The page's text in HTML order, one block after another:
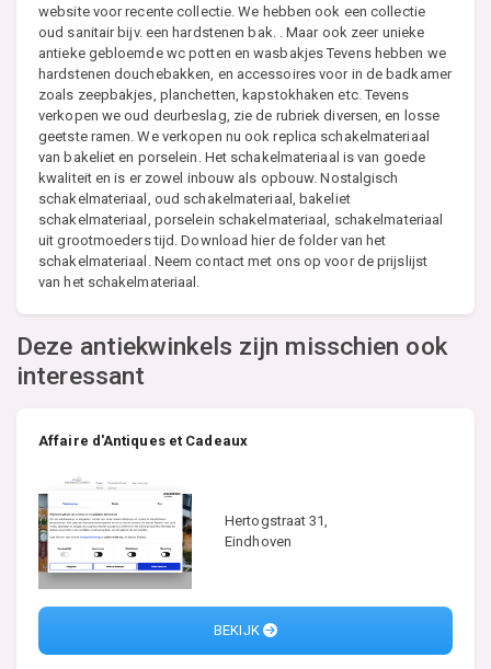
website voor recente collectie. We hebben ook een collectie
oud sanitair bijv. een hardstenen bak. . Maar ook zeer unieke
antieke gebloemde wc potten en wasbakjes Tevens hebben we
hardstenen douchebakken, en accessoires voor in de badkamer
zoals zeepbakjes, planchetten, kapstokhaken etc. Tevens
verkopen we oud deurbeslag, zie de rubriek diversen, en losse
geetste ramen. We verkopen nu ook replica schakelmateriaal
van bakeliet en porselein. Het schakelmateriaal is van goede
kwaliteit en is er zowel inbouw als opbouw. Nostalgisch
schakelmateriaal, oud schakelmateriaal, bakeliet
schakelmateriaal, porselein schakelmateriaal, schakelmateriaal
uit grootmoeders tijd. Download hier de folder van het
schakelmateriaal. Neem contact met ons op voor de prijslijst
van het schakelmateriaal.
Deze antiekwinkels zijn misschien ook
interessant
Affaire d'Antiques et Cadeaux
Hertogstraat 31,
Eindhoven
BEKIJK